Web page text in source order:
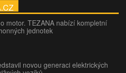
motor. TEZANA nabízí kompletní
jednotek
novou generaci elektrických